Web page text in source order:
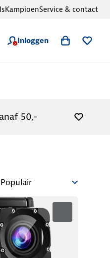
Inloggen
KampioenService & contact
50,-